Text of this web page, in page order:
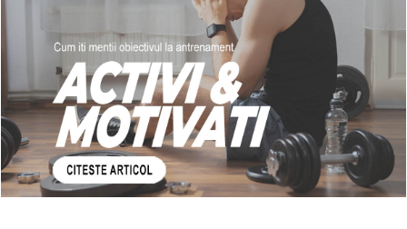
Glutamina
Taurina
Triptofan
ENZIME
Complex Enzime
Bromelaina
Nattokinase
Lecitina
MENOPAUZA SI DEREGLARI
HORMONALE
Dong Quai
Sunatoare (St. John's Wort)
Ulei de Primula (Primrose Oil)
Laptisor de Matca (Royal Jelly)
AFECTIUNI CARDIACE
Beta-Sitosterol
Betaina
Biotina (Vitamina B7)
Bor (Boron)
Boswellia
Bromelaina
Bacopa Monnieri
C